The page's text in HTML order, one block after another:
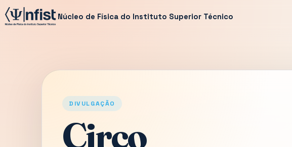
Núcleo de Física do Instituto Superior Técnico
DIVULGAÇÃO
Circo